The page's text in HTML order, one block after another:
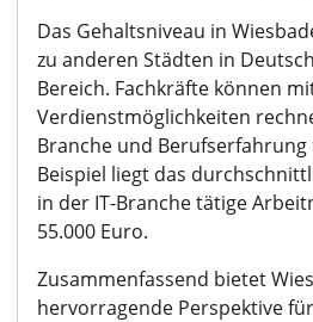
Das Gehaltsniveau in
zu anderen Städten in
Bereich. Fachkräfte können
Verdienstmöglichkeiten
Branche und
Beispiel liegt das
in der IT-Branche tätige
55.000 Euro.
Zusammenfassend bietet
hervorragende Perspektive